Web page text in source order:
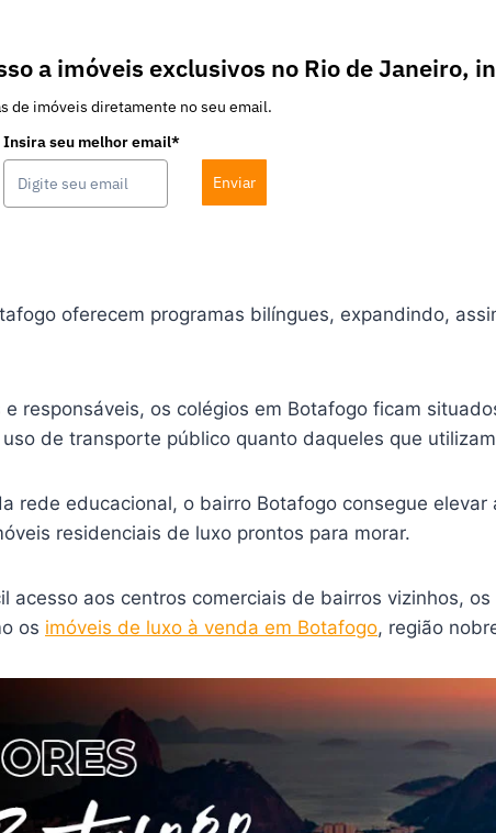
a imóveis exclusivos no Rio de Janeiro,
de imóveis diretamente no seu email.
Insira seu melhor email*
Enviar
oferecem programas bilíngues, expandindo,
responsáveis, os colégios em Botafogo ficam
de transporte público quanto daqueles que
rede educacional, o bairro Botafogo consegue
residenciais de luxo prontos para morar.
acesso aos centros comerciais de bairros vizinhos,
os imóveis de luxo à venda em Botafogo, região